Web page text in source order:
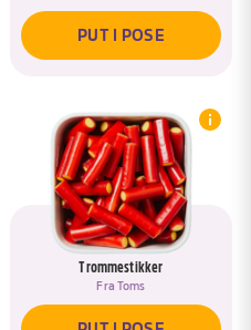
PUT I POSE
Trommestikker
Fra Toms